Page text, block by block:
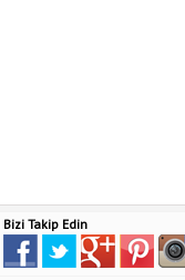
Bizi Takip Edin